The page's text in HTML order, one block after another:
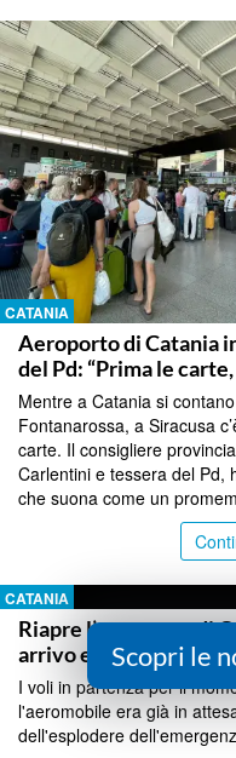
CATANIA
Aeroporto di Catania
del Pd: “Prima le
Mentre a Catania si
Fontanarossa, a Siracusa
carte. Il consigliere
Carlentini e tessera del Pd,
che suona come un
CATANIA
Riapre l’aeroporto di
arrivo e in partenza
I voli in partenza per il
l'aeromobile era già in
dell'esplodere
Scopri le